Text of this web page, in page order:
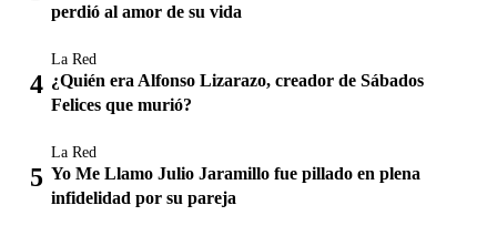
perdió al amor de su vida
La Red
¿Quién era Alfonso Lizarazo, creador de Sábados
Felices que murió?
La Red
Yo Me Llamo Julio Jaramillo fue pillado en plena
infidelidad por su pareja